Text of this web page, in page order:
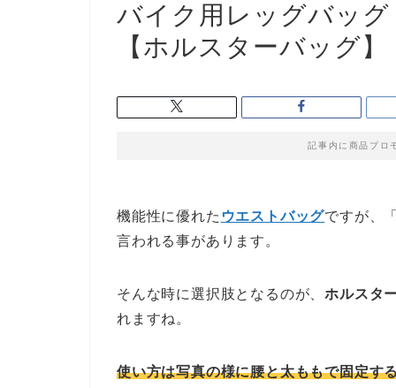
バイク用レッグバッ
【ホルスターバッグ】
記事内に商品プロ
機能性に優れた ウエストバッグですが、
言われる事があります。
そんな時に選択肢となるのが、ホルスタ
れますね。
使い方は写真の様に腰と太ももで固定す